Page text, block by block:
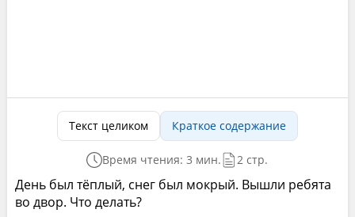
Текст целиком Краткое содержание
Время чтения: 3 мин. 2 стр.
День был тёплый, снег был мокрый. Вышли ребята
во двор. Что делать?